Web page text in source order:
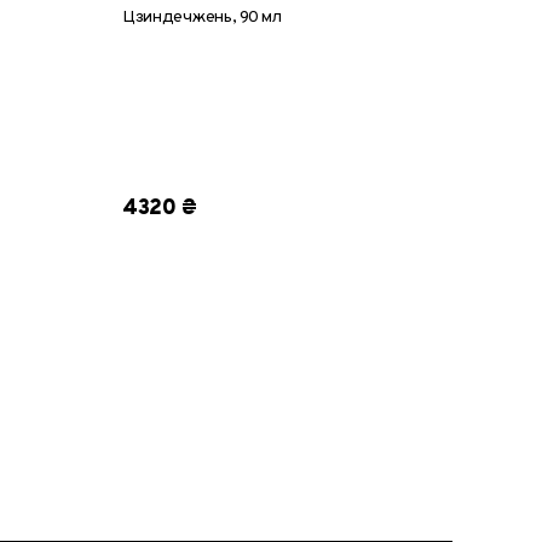
Цзиндечжень, 90 мл
4320 ₴